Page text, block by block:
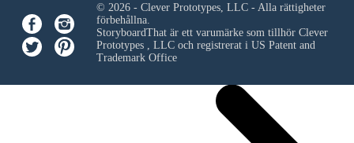
© 2026 - Clever Prototypes, LLC - Alla rättigheter
förbehållna.
StoryboardThat är ett varumärke som tillhör Clever
Prototypes , LLCoch registrerat i US Patent and
Trademark Office